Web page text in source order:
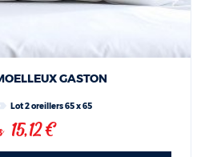
GASTON
Lot 2 oreillers 65 x 65
15,12 €